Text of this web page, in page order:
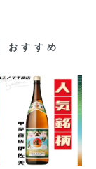
おすすめ